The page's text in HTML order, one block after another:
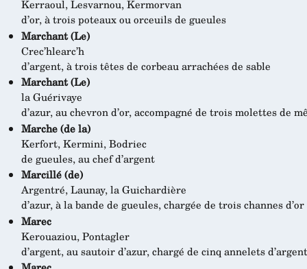
Kerraoul, Lesvarnou, Kermorvan
d’or, à trois poteaux ou orceuils de gueules
Marchant (Le)
Crec’hlearc’h
d’argent, à trois têtes de corbeau arrachées de sable
Marchant (Le)
la Guérivaye
d’azur, au chevron d’or, accompagné de trois molettes de
Marche (de la)
Kerfort, Kermini, Bodriec
de gueules, au chef d’argent
Marcillé (de)
Argentré, Launay, la Guichardière
d’azur, à la bande de gueules, chargée de trois channes d’or
Marec
Kerouaziou, Pontagler
d’argent, au sautoir d’azur, chargé de cinq annelets d’argent